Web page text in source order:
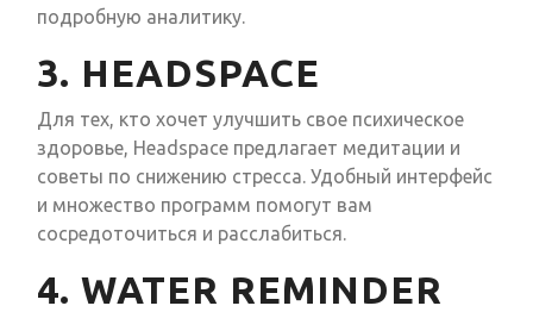
подробную аналитику.
3. HEADSPACE
Для тех, кто хочет улучшить свое психическое
здоровье, Headspace предлагает медитации и
советы по снижению стресса. Удобный интерфейс
и множество программ помогут вам
сосредоточиться и расслабиться.
4. WATER REMINDER